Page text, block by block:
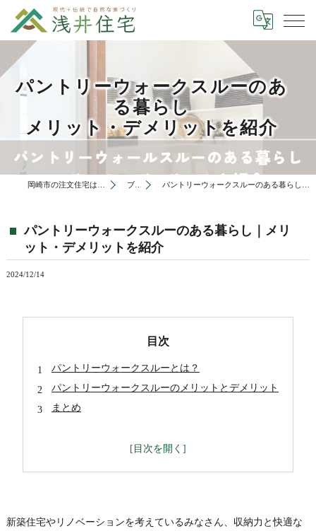
パントリーウォークスルーのあ
る暮らし
メリット・デメリットを紹介
ブログ パントリーウォークスルーのある暮らし｜メリット・デメリットを紹介
パントリーウォークスルーのある暮らし｜メリ
ット・デメリットを紹介
2024/12/14
目次
パントリーウォークスルーとは？
パントリーウォークスルーのメリットとデメリット
まとめ
新築住宅やリノベーションを考えているみなさん、収納力と快適な